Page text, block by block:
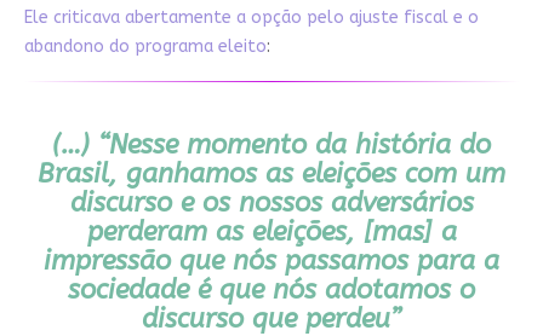
Ele criticava abertamente a opção pelo ajuste fiscal e o
abandono do programa eleito:
(…) “Nesse momento da história do
Brasil, ganhamos as eleições com um
discurso e os nossos adversários
perderam as eleições, [mas] a
impressão que nós passamos para a
sociedade é que nós adotamos o
discurso que perdeu”